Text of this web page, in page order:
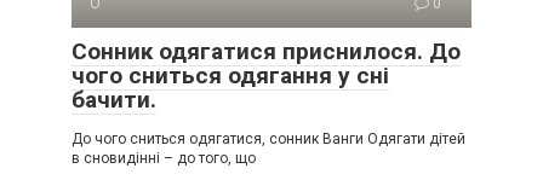
Сонник одягатися приснилося. До
чого сниться одягання у сні
бачити.
До чого сниться одягатися, сонник Ванги Одягати дітей
в сновидінні – до того, що